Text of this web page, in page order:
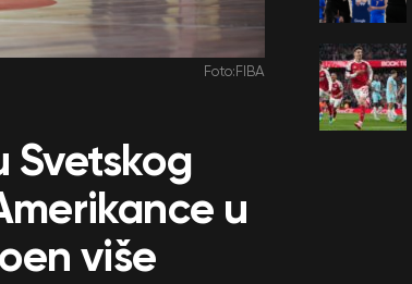
Foto:FIBA
Svetskog
u
više